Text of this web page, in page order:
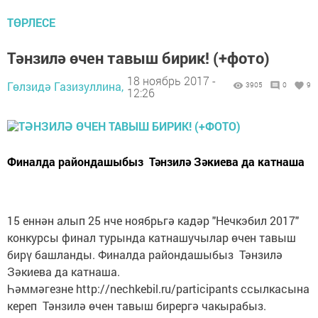
ТӨРЛЕСЕ
Тәнзилә өчен тавыш бирик! (+фото)
Гөлзидә Газизуллина, 18 ноябрь 2017 -
12:26
3905 0 9
Финалда райондашыбыз Тәнзилә Зәкиева да катнаша
15 еннән алып 25 нче ноябрьгә кадәр "Нечкэбил 2017"
конкурсы финал турында катнашучылар өчен тавыш
бирү башланды. Финалда райондашыбыз Тәнзилә
Зәкиева да катнаша.
Һәммәгезне http://nechkebil.ru/participants ссылкасына
кереп Тәнзилә өчен тавыш бирергә чакырабыз.